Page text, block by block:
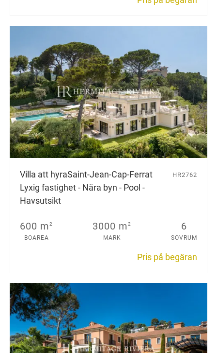
Villa att hyraSaint-Jean-Cap-Ferrat
Lyxig fastighet - Nära byn - Pool -
Havsutsikt
HR2762
600 m2
BOAREA
3000 m2
MARK
6
SOVRUM
Pris på begäran